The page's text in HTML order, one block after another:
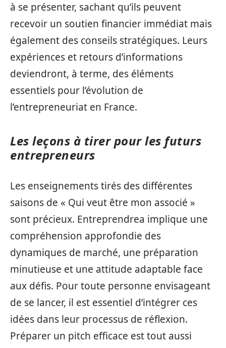
à se présenter, sachant qu’ils peuvent
recevoir un soutien financier immédiat mais
également des conseils stratégiques. Leurs
expériences et retours d’informations
deviendront, à terme, des éléments
essentiels pour l’évolution de
l’entrepreneuriat en France.
Les leçons à tirer pour les futurs
entrepreneurs
Les enseignements tirés des différentes
saisons de « Qui veut être mon associé »
sont précieux. Entreprendrea implique une
compréhension approfondie des
dynamiques de marché, une préparation
minutieuse et une attitude adaptable face
aux défis. Pour toute personne envisageant
de se lancer, il est essentiel d’intégrer ces
idées dans leur processus de réflexion.
Préparer un pitch efficace est tout aussi